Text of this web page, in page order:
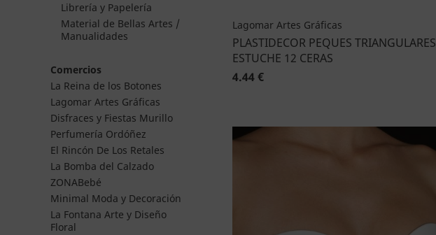
Librería y Papelería
Material de Bellas Artes /
Manualidades
Comercios
La Reina de los Botones
Lagomar Artes Gráficas
Disfraces y Fiestas Murillo
Perfumería Ordóñez
El Rincón De Los Retales
La Bomba del Calzado
ZONABebé
Minimal Moda y Decoración
La Fontana Arte y Diseño
Floral
Lagomar Artes Gráficas
PLASTIDECOR PEQUES TRIANGULARES
ESTUCHE 12 CERAS
4.44 €